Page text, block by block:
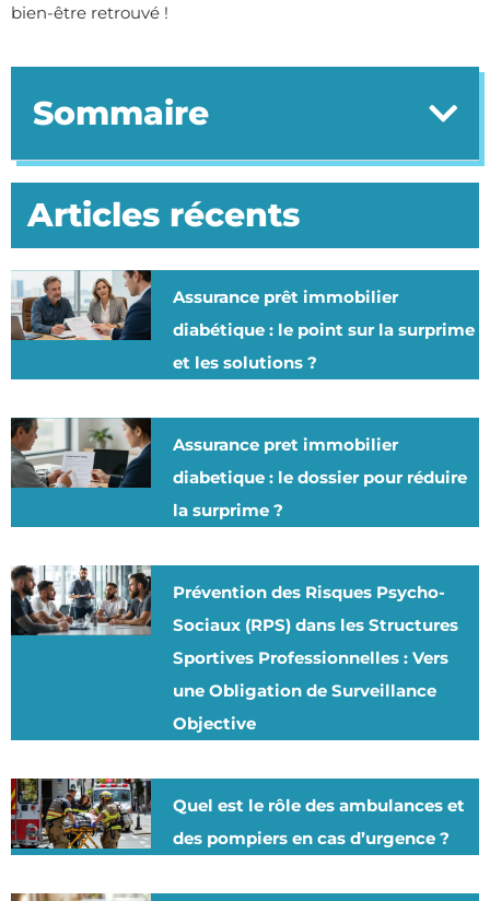
bien-être retrouvé !
Sommaire
Articles récents
Assurance prêt immobilier
diabétique : le point sur la surprime
et les solutions ?
Assurance pret immobilier
diabetique : le dossier pour réduire
la surprime ?
Prévention des Risques Psycho-
Sociaux (RPS) dans les Structures
Sportives Professionnelles : Vers
une Obligation de Surveillance
Objective
Quel est le rôle des ambulances et
des pompiers en cas d’urgence ?